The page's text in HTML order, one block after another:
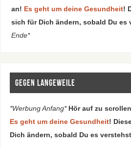
an! Es geht um deine Gesundheit!
sich für Dich ändern, sobald Du es
Ende*
Gegen Langeweile
*Werbung Anfang* Hör auf zu
Es geht um deine Gesundheit!
Dich ändern, sobald Du es